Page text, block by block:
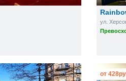
ул.
от 428